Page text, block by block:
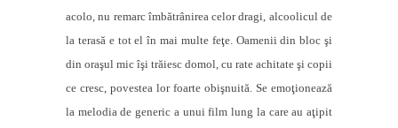
acolo, nu remarc îmbătrânirea celor dragi, alcoolicul de
la terasă e tot el în mai multe feţe. Oamenii din bloc şi
din oraşul mic îşi trăiesc domol, cu rate achitate şi copii
ce cresc, povestea lor foarte obişnuită. Se emoţionează
la melodia de generic a unui film lung la care au aţipit